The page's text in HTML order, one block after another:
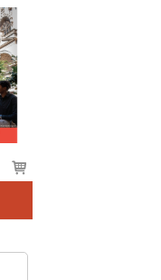
Voir
le